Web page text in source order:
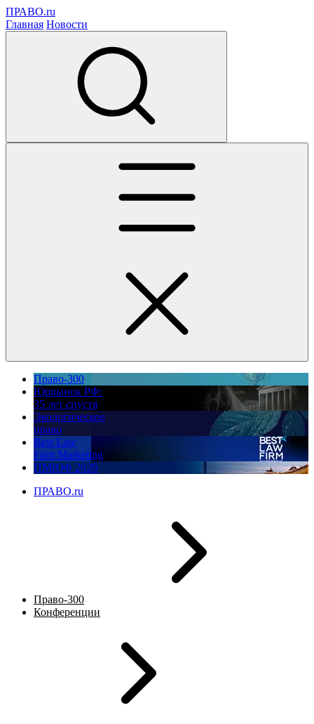
ПРАВО.ru
Главная Новости
Право-300
Юррынок РФ:
35 лет спустя
Экологическое
право
Best Law
Firm Marketing
ПМЮФ 2026
ПРАВО.ru
Право-300
Конференции